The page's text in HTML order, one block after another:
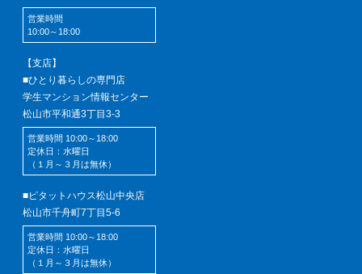
営業時間
10:00～18:00
【支店】
■ひとり暮らしの専門店
学生マンション情報センター
松山市平和通3丁目3-3
営業時間 10:00～18:00
定休日：水曜日
（１月～３月は無休）
■ピタットハウス松山中央店
松山市千舟町7丁目5-6
営業時間 10:00～18:00
定休日：水曜日
（１月～３月は無休）